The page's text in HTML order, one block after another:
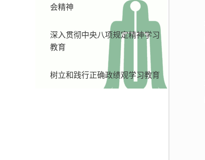
会精神
深入贯彻中央八项规定精神学习
教育
树立和践行正确政绩观学习教育